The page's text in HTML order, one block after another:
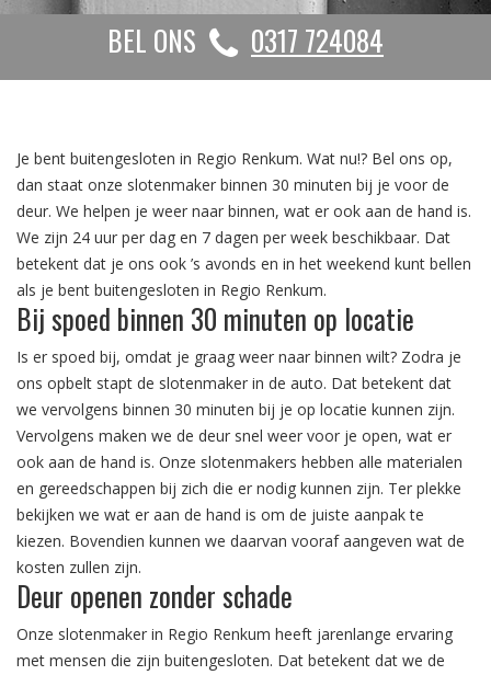
BEL ONS 0317 724084
Je bent buitengesloten in Regio Renkum. Wat nu!? Bel ons op,
dan staat onze slotenmaker binnen 30 minuten bij je voor de
deur. We helpen je weer naar binnen, wat er ook aan de hand is.
We zijn 24 uur per dag en 7 dagen per week beschikbaar. Dat
betekent dat je ons ook ’s avonds en in het weekend kunt bellen
als je bent buitengesloten in Regio Renkum.
Bij spoed binnen 30 minuten op locatie
Is er spoed bij, omdat je graag weer naar binnen wilt? Zodra je
ons opbelt stapt de slotenmaker in de auto. Dat betekent dat
we vervolgens binnen 30 minuten bij je op locatie kunnen zijn.
Vervolgens maken we de deur snel weer voor je open, wat er
ook aan de hand is. Onze slotenmakers hebben alle materialen
en gereedschappen bij zich die er nodig kunnen zijn. Ter plekke
bekijken we wat er aan de hand is om de juiste aanpak te
kiezen. Bovendien kunnen we daarvan vooraf aangeven wat de
kosten zullen zijn.
Deur openen zonder schade
Onze slotenmaker in Regio Renkum heeft jarenlange ervaring
met mensen die zijn buitengesloten. Dat betekent dat we de